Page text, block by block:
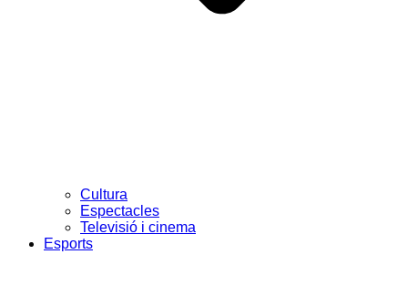
Cultura
Espectacles
Televisió i cinema
Esports